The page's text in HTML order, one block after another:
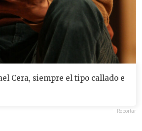
Cera, siempre el tipo callado e
Reportar